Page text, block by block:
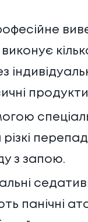
з запою.
панічні